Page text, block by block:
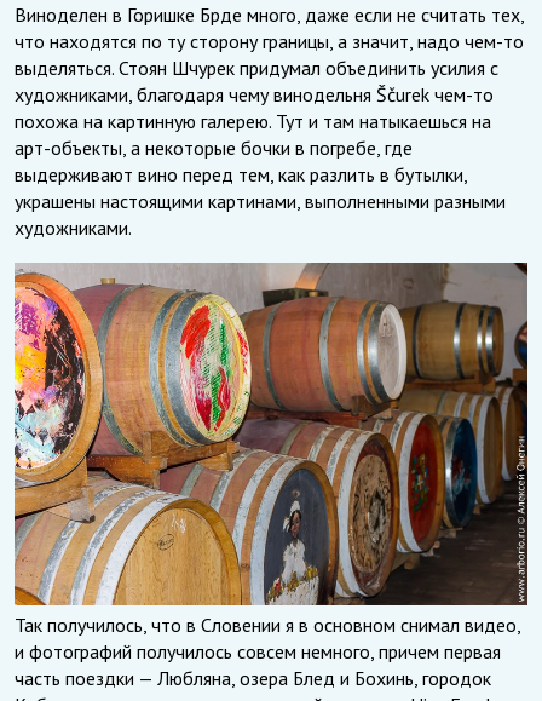
Виноделен в Горишке Брде много, даже если не считать тех,
что находятся по ту сторону границы, а значит, надо чем-то
выделяться. Стоян Шчурек придумал объединить усилия с
художниками, благодаря чему винодельня Ščurek чем-то
похожа на картинную галерею. Тут и там натыкаешься на
арт-объекты, а некоторые бочки в погребе, где
выдерживают вино перед тем, как разлить в бутылки,
украшены настоящими картинами, выполненными разными
художниками.
Так получилось, что в Словении я в основном снимал видео,
и фотографий получилось совсем немного, причем первая
часть поездки — Любляна, озера Блед и Бохинь, городок